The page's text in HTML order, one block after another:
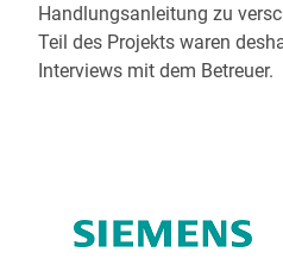
Handlungsanleitung zu
Teil des Projekts waren
Interviews mit dem Betreuer.